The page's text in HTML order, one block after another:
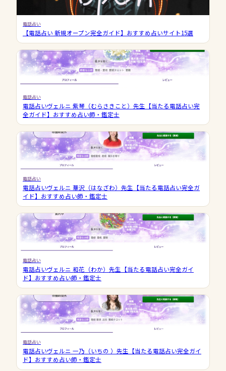
電話占い
【電話占い 新規オープン完全ガイド】おすすめ占いサイト15選
電話占い
電話占いヴェルニ 紫琴（むらさきこと）先生【当たる電話占い完
全ガイド】おすすめ占い師・鑑定士
電話占い
電話占いヴェルニ 華沢（はなざわ）先生【当たる電話占い完全ガ
イド】おすすめ占い師・鑑定士
電話占い
電話占いヴェルニ 和花（わか）先生【当たる電話占い完全ガイ
ド】おすすめ占い師・鑑定士
電話占い
電話占いヴェルニ 一乃（いちの ）先生【当たる電話占い完全ガイ
ド】おすすめ占い師・鑑定士